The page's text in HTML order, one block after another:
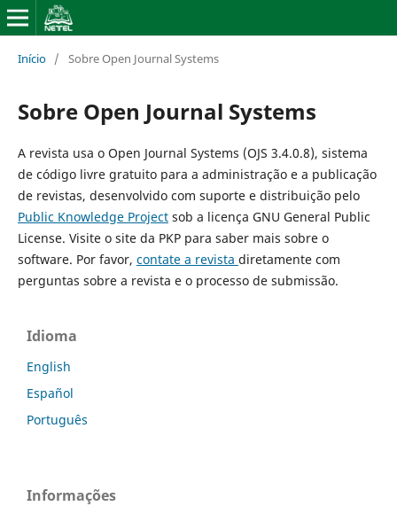
Início / Sobre Open Journal Systems
Sobre Open Journal Systems
A revista usa o Open Journal Systems (OJS 3.4.0.8), sistema
de código livre gratuito para a administração e a publicação
de revistas, desenvolvido com suporte e distribuição pelo
Public Knowledge Projectsob a licença GNU General Public
License. Visite o site da PKP para saber mais sobre o
software. Por favor, contate a revista diretamente com
perguntas sobre a revista e o processo de submissão.
Idioma
English
Español
Português
Informações